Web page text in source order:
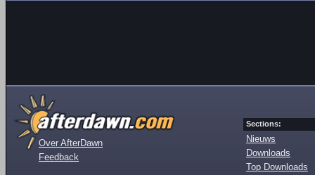
Over AfterDawn
Feedback
Sections:
Nieuws
Downloads
Top Downloads